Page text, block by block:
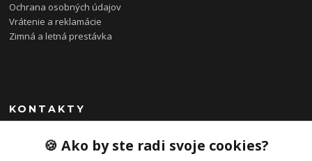
Ochrana osobných údajov
Vrátenie a reklamácie
Zimná a letná prestávka
KONTAKTY
0948 085 857
(Ut-Pia 11-19 hod., So 09-14 hod.)
🍪 Ako by ste radi svoje cookies?